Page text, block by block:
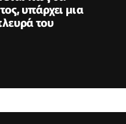
υπάρχει μια
του